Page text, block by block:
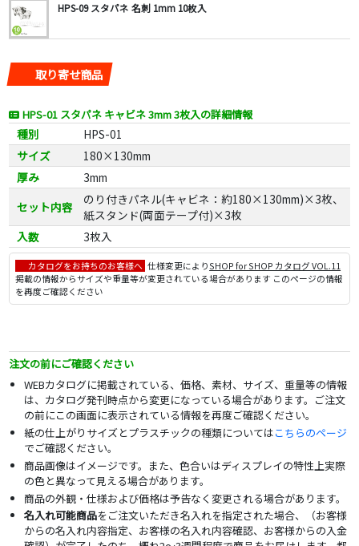
HPS-09 スタパネ 名刺 1mm 10枚入
取り寄せ商品
HPS-01 スタパネ キャビネ 3mm 3枚入の詳細情報
種別
HPS-01
サイズ
180×130mm
厚み
3mm
セット内容
のり付きパネル(キャビネ：約180×130mm)×3枚、
紙スタンド(両面テープ付)×3枚
入数
3枚入
カタログをお持ちのお客様へ 仕様変更によりSHOP for SHOP カタログ VOL.11
掲載の情報からサイズや重量等が変更されている場合があります このページの情報
を再度ご確認ください
注文の前にご確認ください
WEBカタログに掲載されている、価格、素材、サイズ、重量等の情報
は、カタログ発刊時点から変更になっている場合があります。ご注文
の前にこの画面に表示されている情報を再度ご確認ください。
紙の仕上がりサイズとプラスチックの種類についてはこちらのページ
でご確認ください。
商品画像はイメージです。また、色合いはディスプレイの特性上実際
の色と異なって見える場合があります。
商品の外観・仕様および価格は予告なく変更される場合があります。
名入れ可能商品をご注文いただき名入れを指定された場合、（お客様
からの名入れ内容指定、お客様の名入れ内容確認、お客様からの入金